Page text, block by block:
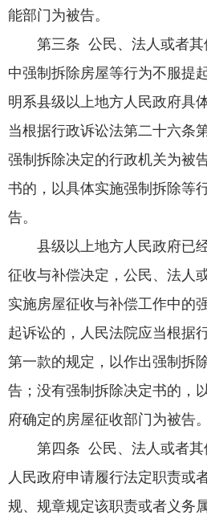
能部门为被告。
第三条 公民、法人或者其
中强制拆除房屋等行为不服提
明系县级以上地方人民政府具
当根据行政诉讼法第二十六条
强制拆除决定的行政机关为被
书的，以具体实施强制拆除等
告。
县级以上地方人民政府已经
征收与补偿决定，公民、法人
实施房屋征收与补偿工作中的
起诉讼的，人民法院应当根据
第一款的规定，以作出强制拆
告；没有强制拆除决定书的，
府确定的房屋征收部门为被告。
第四条 公民、法人或者其
人民政府申请履行法定职责或
规、规章规定该职责或者义务